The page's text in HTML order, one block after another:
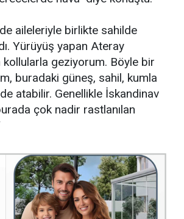
aileleriyle birlikte sahilde
Yürüyüş yapan Ateray
kollularla geziyorum. Böyle bir
buradaki güneş, sahil, kumla
atabilir. Genellikle İskandinav
çok nadir rastlanılan